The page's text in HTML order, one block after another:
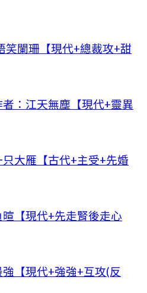
笑闌珊【現代+總裁攻+甜
者：江天無塵【現代+靈異
只大雁【古代+主受+先婚
暄【現代+先走腎後走心
強【現代+強強+互攻(反